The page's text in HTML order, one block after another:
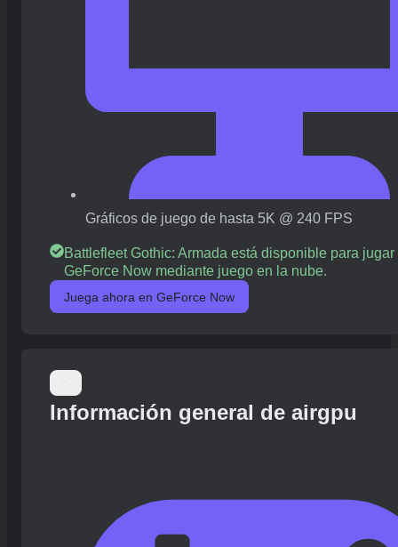
Gráficos de juego de hasta 5K @ 240 FPS
Battlefleet Gothic: Armada está disponible para jugar
GeForce Now mediante juego en la nube.
Juega ahora en GeForce Now
Información general de airgpu